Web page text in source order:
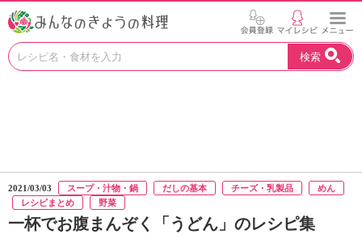
お
つ
よ
検索
2021/03/03 スープ・汁物・鍋 だしの基本 チーズ・乳製品
めん
レシピまとめ
野菜
一杯でお腹まんぞく「うどん」のレシピ集